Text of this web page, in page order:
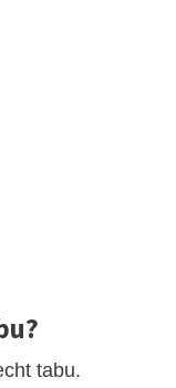
tabu.